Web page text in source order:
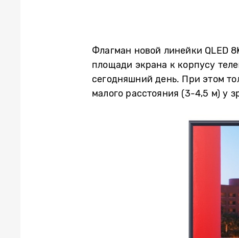
Флагман новой линейки QLED
площади экрана к корпусу
сегодняшний день. При этом
малого расстояния (3-4,5 м) у